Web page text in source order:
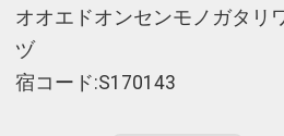
オオエドオンセンモノガタリ
ヅ
宿コード:S170143